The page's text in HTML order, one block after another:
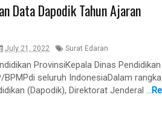
Data Dapodik Tahun Ajaran
July 21, 2022 Surat Edaran
ProvinsiKepala Dinas Pendidikan
seluruh IndonesiaDalam rangka
(Dapodik), Direktorat Jenderal ...